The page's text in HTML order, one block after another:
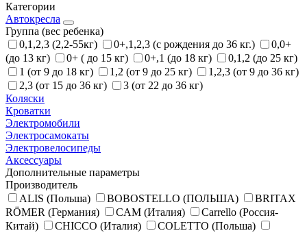
Категории
Автокресла
Группа (вес ребенка)
0,1,2,3 (2,2-55кг)
0+,1,2,3 (с рождения до 36 кг.)
0,0+
(до 13 кг)
0+ ( до 15 кг) 0+,1 (до 18 кг)
0,1,2 (до 25 кг)
1 (от 9 до 18 кг)
1,2 (от 9 до 25 кг)
1,2,3 (от 9 до 36 кг)
2,3 (от 15 до 36 кг)
3 (от 22 до 36 кг)
Коляски
Кроватки
Электромобили
Электросамокаты
Электровелосипеды
Аксессуары
Дополнительные параметры
Производитель
ALIS (Польша)
BOBOSTELLO (ПОЛЬША)
BRITAX
RÖMER (Германия)
CAM (Италия)
Carrello (Россия-
Китай)
CHICCO (Италия)
COLETTO (Польша)